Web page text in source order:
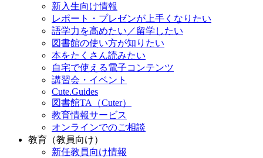
新入生向け情報
レポート・プレゼンが上手くなりたい
語学力を高めたい／留学したい
図書館の使い方が知りたい
本をたくさん読みたい
自宅で使える電子コンテンツ
講習会・イベント
Cute.Guides
図書館TA（Cuter）
教育情報サービス
オンラインでのご相談
教育（教員向け）
新任教員向け情報